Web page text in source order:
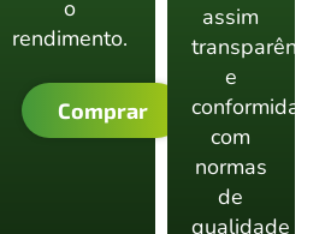
o
rendimento.
Comprar
assim
transparência
e
conformidade
com
normas
de
qualidade